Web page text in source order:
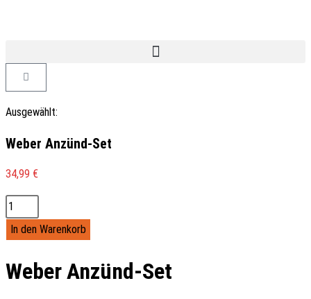
Ausgewählt:
Weber Anzünd-Set
34,99 €
In den Warenkorb
Weber Anzünd-Set